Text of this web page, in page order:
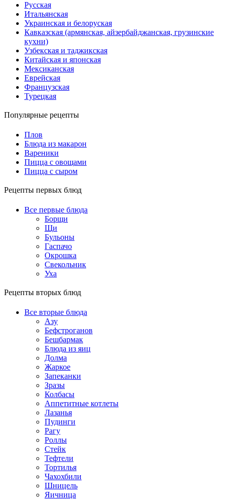
Русская
Итальянская
Украинская и белоруская
Кавказская (армянская, айзербайджанская, грузинские
кухни)
Узбекская и таджикская
Китайская и японская
Мексиканская
Еврейская
Французская
Турецкая
Популярные рецепты
Плов
Блюда из макарон
Вареники
Пицца с овощами
Пицца с сыром
Рецепты первых блюд
Все первые блюда
Борщи
Щи
Бульоны
Гаспачо
Окрошка
Свекольник
Уха
Рецепты вторых блюд
Все вторые блюда
Азу
Бефстроганов
Бешбармак
Блюда из яиц
Долма
Жаркое
Запеканки
Зразы
Колбасы
Аппетитные котлеты
Лазанья
Пудинги
Рагу
Роллы
Стейк
Тефтели
Тортилья
Чахохбили
Шницель
Яичница